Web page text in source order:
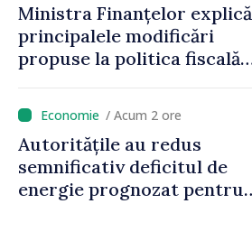
Ministra Finanțelor explică
principalele modificări
propuse la politica fiscală
venit
/ Acum 2 ore
Autoritățile au redus
semnificativ deficitul de
energie prognozat pentru